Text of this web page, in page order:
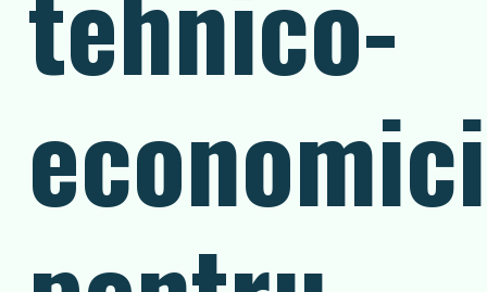
economici